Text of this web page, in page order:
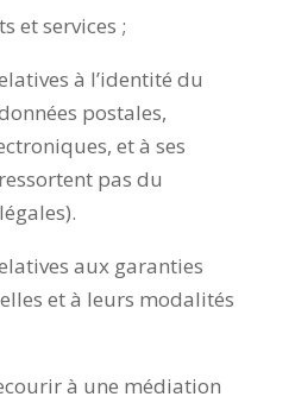
et services ;
à l’identité du
postales,
et à ses
pas du
aux garanties
et à leurs modalités
à une médiation